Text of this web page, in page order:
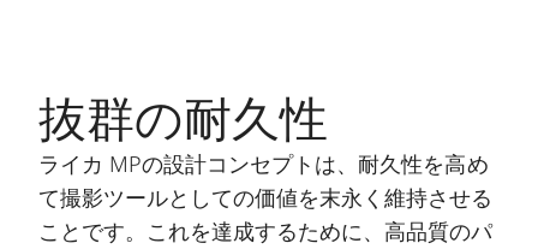
抜群の耐久性
ライカ MPの設計コンセプトは、耐久性を高め
て撮影ツールとしての価値を末永く維持させる
ことです。これを達成するために、高品質のパ